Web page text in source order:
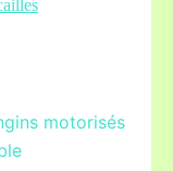
motorisés